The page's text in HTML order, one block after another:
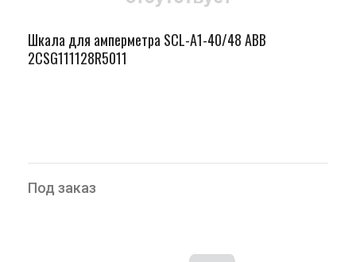
Шкала для амперметра SCL-A1-40/48 ABB
2CSG111128R5011
Под заказ